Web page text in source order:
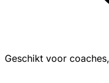
Geschikt voor